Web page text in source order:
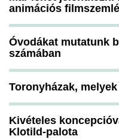
animációs
Óvodákat mutatunk
számában
Toronyházak,
Kivételes
Klotild-palota